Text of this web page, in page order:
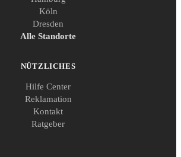
Köln
Dresden
Alle Standorte
NÜTZLICHES
Hilfe Center
Reklamation
Kontakt
Ratgeber